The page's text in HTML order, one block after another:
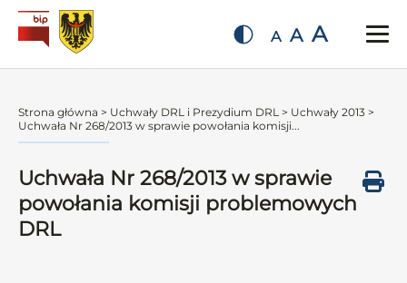
A A A
Strona główna > Uchwały DRL i Prezydium DRL > Uchwały 2013 >
Uchwała Nr 268/2013 w sprawie powołania komisji...
Uchwała Nr 268/2013 w sprawie
powołania komisji problemowych
DRL